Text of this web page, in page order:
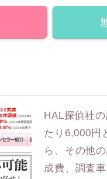
HAL探偵社
たり6,000円
ら、その他
成費、調査